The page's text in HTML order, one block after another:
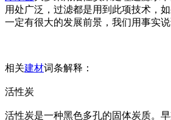
用处广泛，过滤都是用到此项技术，
一定有很大的发展前景，我们用事实说
相关建材词条解释：
活性炭
活性炭是一种黑色多孔的固体炭质。